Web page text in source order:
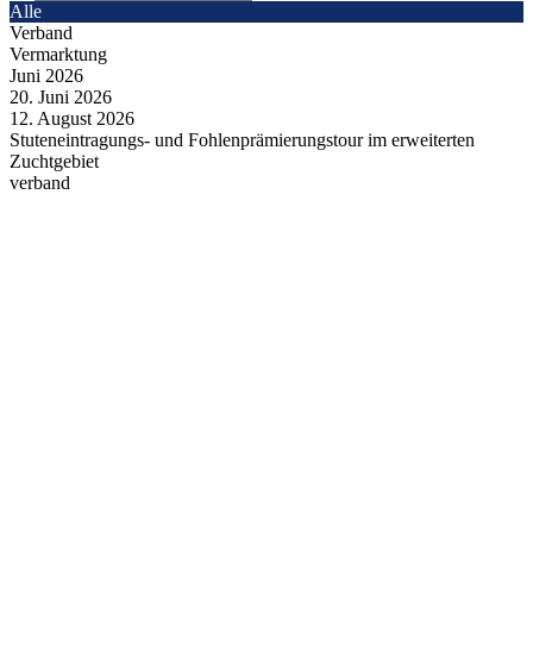
Alle
Verband
Vermarktung
Juni 2026
20. Juni 2026
12. August 2026
Stuteneintragungs- und Fohlenprämierungstour im erweiterten
Zuchtgebiet
verband